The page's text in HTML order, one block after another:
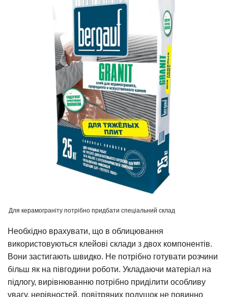
Для керамограніту потрібно придбати спеціальний склад
Необхідно врахувати, що в облицювання
використовуються клейові склади з двох компонентів.
Вони застигають швидко. Не потрібно готувати розчини
більш як на півгодини роботи. Укладаючи матеріал на
підлогу, вирівнюванню потрібно приділити особливу
увагу, нерівностей, повітряних подушок не повинно